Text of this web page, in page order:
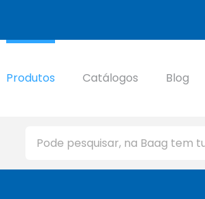
Produtos Catálogos Blog